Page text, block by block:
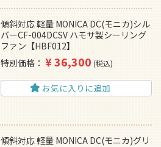
傾斜対応 軽量 MONICA DC(モニカ)シル
バーCF-004DCSV ハモサ製シーリング
ファン【HBF012】
特別価格
¥36,300 税込
お気に入りに追加
傾斜対応 軽量 MONICA DC(モニカ)グリ